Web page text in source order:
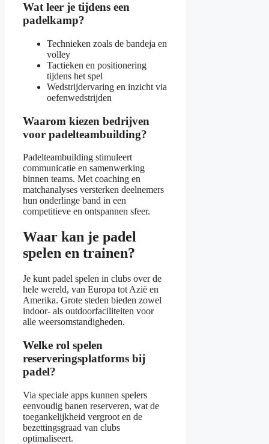
Wat leer je tijdens een
padelkamp?
Technieken zoals de bandeja en
volley
Tactieken en positionering
tijdens het spel
Wedstrijdervaring en inzicht via
oefenwedstrijden
Waarom kiezen bedrijven
voor padelteambuilding?
Padelteambuilding stimuleert
communicatie en samenwerking
binnen teams. Met coaching en
matchanalyses versterken deelnemers
hun onderlinge band in een
competitieve en ontspannen sfeer.
Waar kan je padel
spelen en trainen?
Je kunt padel spelen in clubs over de
hele wereld, van Europa tot Azië en
Amerika. Grote steden bieden zowel
indoor- als outdoorfaciliteiten voor
alle weersomstandigheden.
Welke rol spelen
reserveringsplatforms bij
padel?
Via speciale apps kunnen spelers
eenvoudig banen reserveren, wat de
toegankelijkheid vergroot en de
bezettingsgraad van clubs
optimaliseert.